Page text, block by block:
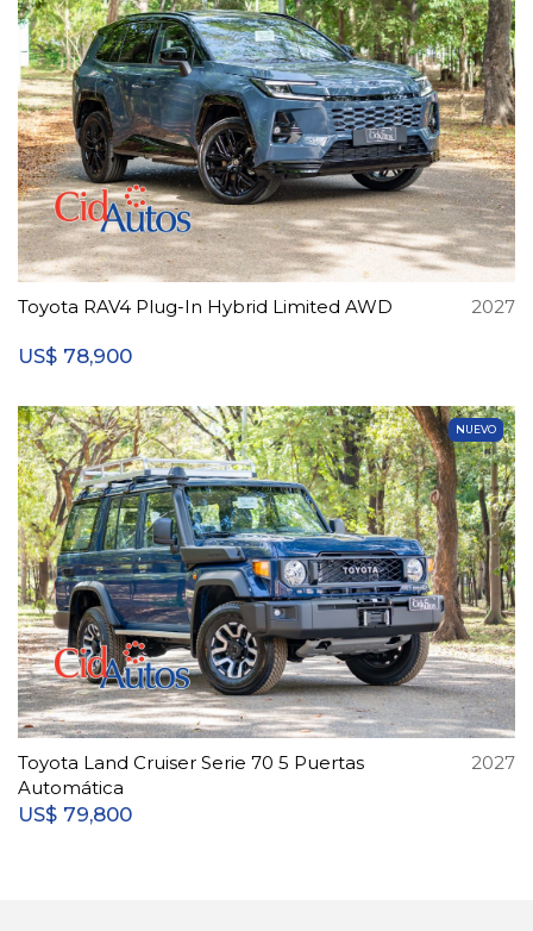
Toyota RAV4 Plug-In Hybrid Limited AWD 2027
US$ 78,900
NUEVO
Toyota Land Cruiser Serie 70 5 Puertas
Automática
2027
US$ 79,800